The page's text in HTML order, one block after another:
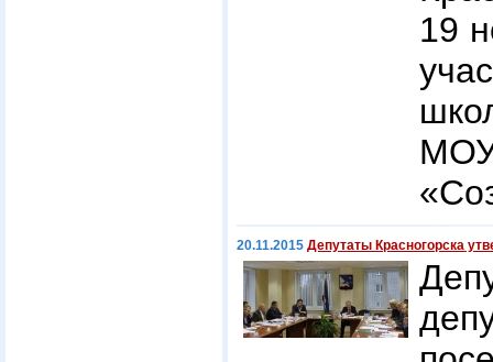
19
20.11.2015 Депутаты Красногорска